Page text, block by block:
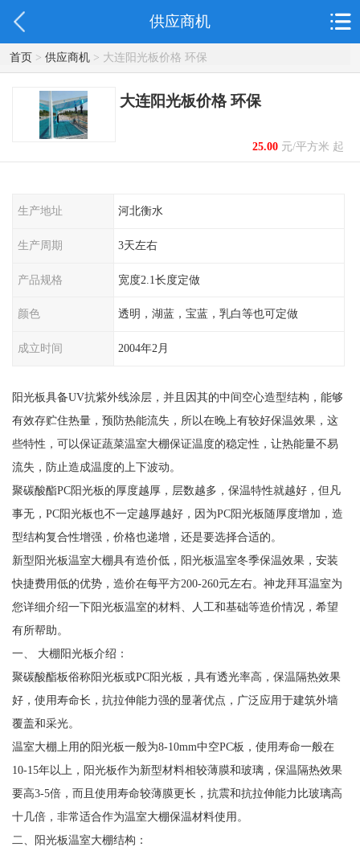
供应商机
首页> 供应商机> 大连阳光板价格 环保
大连阳光板价格 环保
25.00元/平方米 起
生产地址 河北衡水
生产周期 3天左右
产品规格 宽度2.1长度定做
颜色 透明，湖蓝，宝蓝，乳白等也可定做
成立时间 2004年2月
阳光板具备UV抗紫外线涂层，并且因其的中间空心造型结构，能够
有效存贮住热量，预防热能流失，所以在晚上有较好保温效果，这
些特性，可以保证蔬菜温室大棚保证温度的稳定性，让热能量不易
流失，防止造成温度的上下波动。
聚碳酸酯PC阳光板的厚度越厚，层数越多，保温特性就越好，但凡
事无，PC阳光板也不一定越厚越好，因为PC阳光板随厚度增加，造
型结构复合性增强，价格也递增，还是要选择合适的。
新型阳光板温室大棚具有造价低，阳光板温室冬季保温效果，安装
快捷费用低的优势，造价在每平方200-260元左右。神龙拜耳温室为
您详细介绍一下阳光板温室的材料、人工和基础等造价情况，希望
有所帮助。
一、 大棚阳光板介绍：
聚碳酸酯板俗称阳光板或PC阳光板，具有透光率高，保温隔热效果
好，使用寿命长，抗拉伸能力强的显著优点，广泛应用于建筑外墙
覆盖和采光。
温室大棚上用的阳光板一般为8-10mm中空PC板，使用寿命一般在
10-15年以上，阳光板作为新型材料相较薄膜和玻璃，保温隔热效果
要高3-5倍，而且使用寿命较薄膜更长，抗震和抗拉伸能力比玻璃高
十几倍，非常适合作为温室大棚保温材料使用。
二、阳光板温室大棚结构：